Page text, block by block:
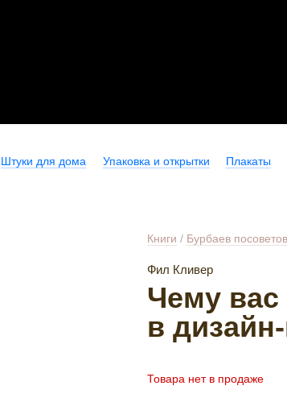
Штуки для дома Упаковка и открытки Плакаты
Книги / Бурбаев
Фил Кливер
Чему вас
в
Товара нет в продаже